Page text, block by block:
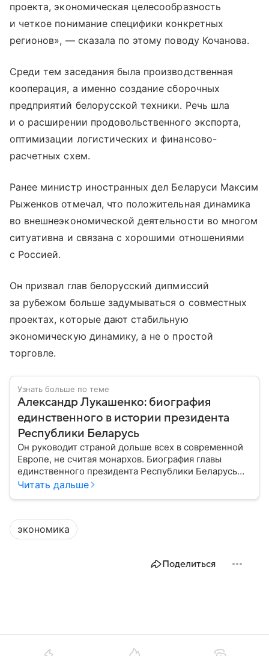
проекта, экономическая целесообразность
и четкое понимание специфики конкретных
регионов», — сказала по этому поводу Кочанова.
Среди тем заседания была производственная
кооперация, а именно создание сборочных
предприятий белорусской техники. Речь шла
и о расширении продовольственного экспорта,
оптимизации логистических и финансово-
расчетных схем.
Ранее министр иностранных дел Беларуси Максим
Рыженков отмечал, что положительная динамика
во внешнеэкономической деятельности во многом
ситуативна и связана с хорошими отношениями
с Россией.
Он призвал глав белорусский дипмиссий
за рубежом больше задумываться о совместных
проектах, которые дают стабильную
экономическую динамику, а не о простой
торговле.
Узнать больше по теме
Александр Лукашенко: биография
единственного в истории президента
Республики Беларусь
Он руководит страной дольше всех в современной
Европе, не считая монархов. Биография главы
единственного президента Республики Беларусь
Александра Лукашенко — в материале.
Читать дальше
экономика
Поделиться